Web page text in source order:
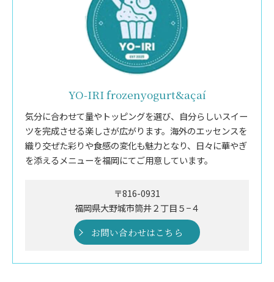
YO-IRI frozenyogurt&açaí
気分に合わせて量やトッピングを選び、自分らしいスイー
ツを完成させる楽しさが広がります。海外のエッセンスを
織り交ぜた彩りや食感の変化も魅力となり、日々に華やぎ
を添えるメニューを福岡にてご用意しています。
〒816-0931
福岡県大野城市筒井２丁目５−４
お問い合わせはこちら